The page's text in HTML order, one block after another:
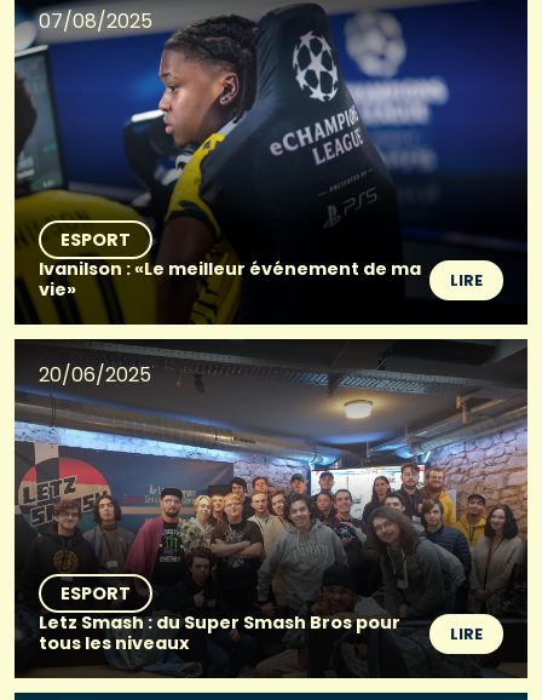
07/08/2025
ESPORT
Ivanilson : «Le meilleur événement de ma
vie»
LIRE
20/06/2025
ESPORT
Letz Smash : du Super Smash Bros pour
tous les niveaux
LIRE